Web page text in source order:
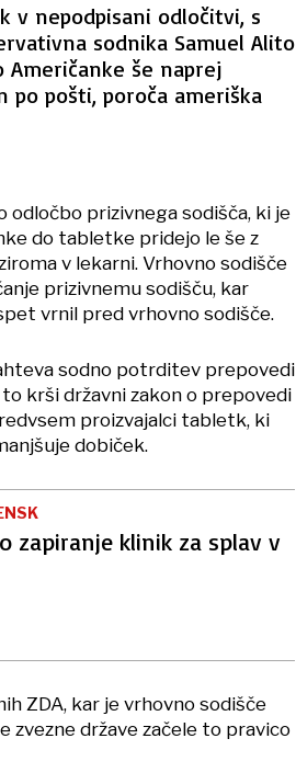
v nepodpisani odločitvi, s
sodnika Samuel Alito
Američanke še naprej
pošti, poroča ameriška
odločbo prizivnega sodišča, ki je
do tabletke pridejo le še z
v lekarni. Vrhovno sodišče
prizivnemu sodišču, kar
vrnil pred vrhovno sodišče.
sodno potrditev prepovedi
krši državni zakon o prepovedi
proizvajalci tabletk, ki
dobiček.
zapiranje klinik za splav v
ZDA, kar je vrhovno sodišče
države začele to pravico